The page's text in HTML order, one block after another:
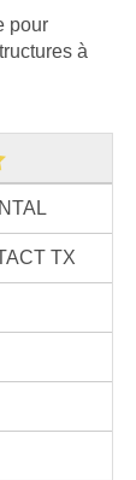
pour
à
TX